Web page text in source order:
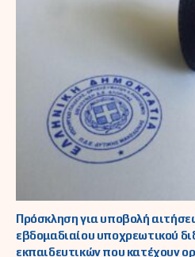
Πρόσκληση για υποβολή
εβδομαδιαίου υποχρεωτικού
εκπαιδευτικών που κατέχουν